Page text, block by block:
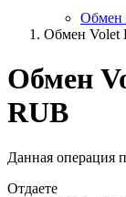
Обмен
Обмен Volet
Обмен
RUB
Данная операция
Отдаете